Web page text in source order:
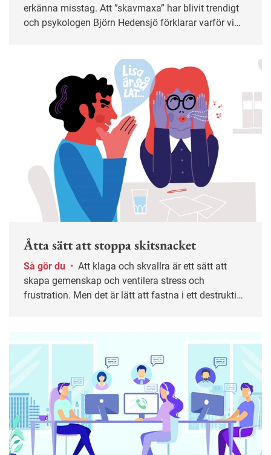
erkänna misstag. Att ”skavmaxa” har blivit trendigt
och psykologen Björn Hedensjö förklarar varför vi
Åtta sätt att stoppa skitsnacket
Så gör du •
skapa gemenskap och ventilera stress och
frustration. Men det är lätt att fastna i ett destruktivt